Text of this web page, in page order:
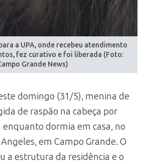
a UPA, onde recebeu atendimento
fez curativo e foi liberada (Foto:
Grande News)
domingo (31/5), menina de
de raspão na cabeça por
dormia em casa, no
em Campo Grande. O
a estrutura da residência e o